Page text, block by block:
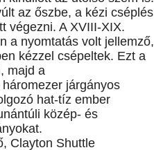
az őszbe, a kézi cséplés
végezni. A XVIII-XIX.
a nyomtatás volt jellemző,
kézzel csépeltek. Ezt a
majd a
járgányos
hat-tíz ember
közép- és
Clayton Shuttle